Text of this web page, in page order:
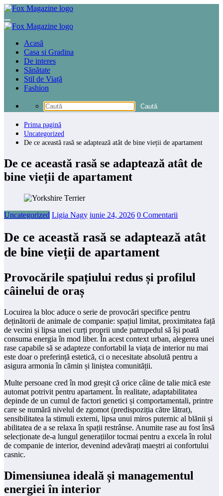
Sari
conținut
Acasă
Casa si Gradina
De interes
Sănătate
Stil de Viață
Fashion
Prima pagină
Uncategorized
De ce această rasă se adaptează atât de bine vieții de apartament
De ce această rasă se adaptează atât de
bine vieții de apartament
Uncategorized Ligia Nagy iunie 24, 2026 0 Comentarii
De ce această rasă se adaptează atât
de bine vieții de apartament
Provocările spațiului redus și profilul
câinelui de oraș
Locuirea la bloc aduce o serie de provocări specifice pentru
deținătorii de animale de companie: spațiul limitat, proximitatea față
de vecini și lipsa unei curți proprii unde patrupedul să își poată
consuma energia în mod liber. În acest context urban, alegerea unei
rase capabile să se adapteze confortabil la viața de interior nu mai
este doar o preferință estetică, ci o necesitate absolută pentru a
asigura armonia în cămin și liniștea comunității.
Multe persoane cred în mod greșit că orice câine de talie mică este
automat potrivit pentru apartament. În realitate, adaptabilitatea
depinde de un cumul de factori genetici și comportamentali, printre
care se numără nivelul de zgomot (predispoziția către lătrat),
sensibilitatea la stimuli externi, lipsa unui miros puternic al blănii și
abilitatea de a se relaxa în spații restrânse. Anumite rase au fost însă
selecționate de-a lungul generațiilor tocmai pentru a excela în rolul
de companie de interior, devenind adevărați maeștri ai confortului
casnic.
Dimensiunea ideală și managementul
energiei în interior